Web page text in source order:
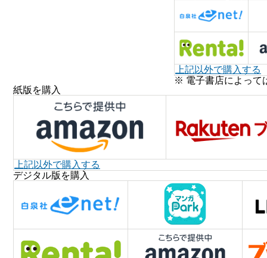
上記以外で購入する
※ 電子書店によって
紙版を購入
上記以外で購入する
デジタル版を購入